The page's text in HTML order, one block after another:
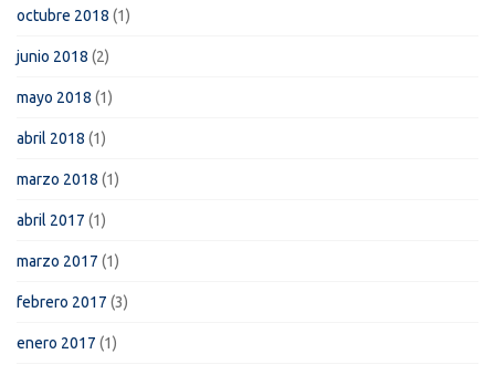
octubre 2018 (1)
junio 2018 (2)
mayo 2018 (1)
abril 2018 (1)
marzo 2018 (1)
abril 2017 (1)
marzo 2017 (1)
febrero 2017 (3)
enero 2017 (1)